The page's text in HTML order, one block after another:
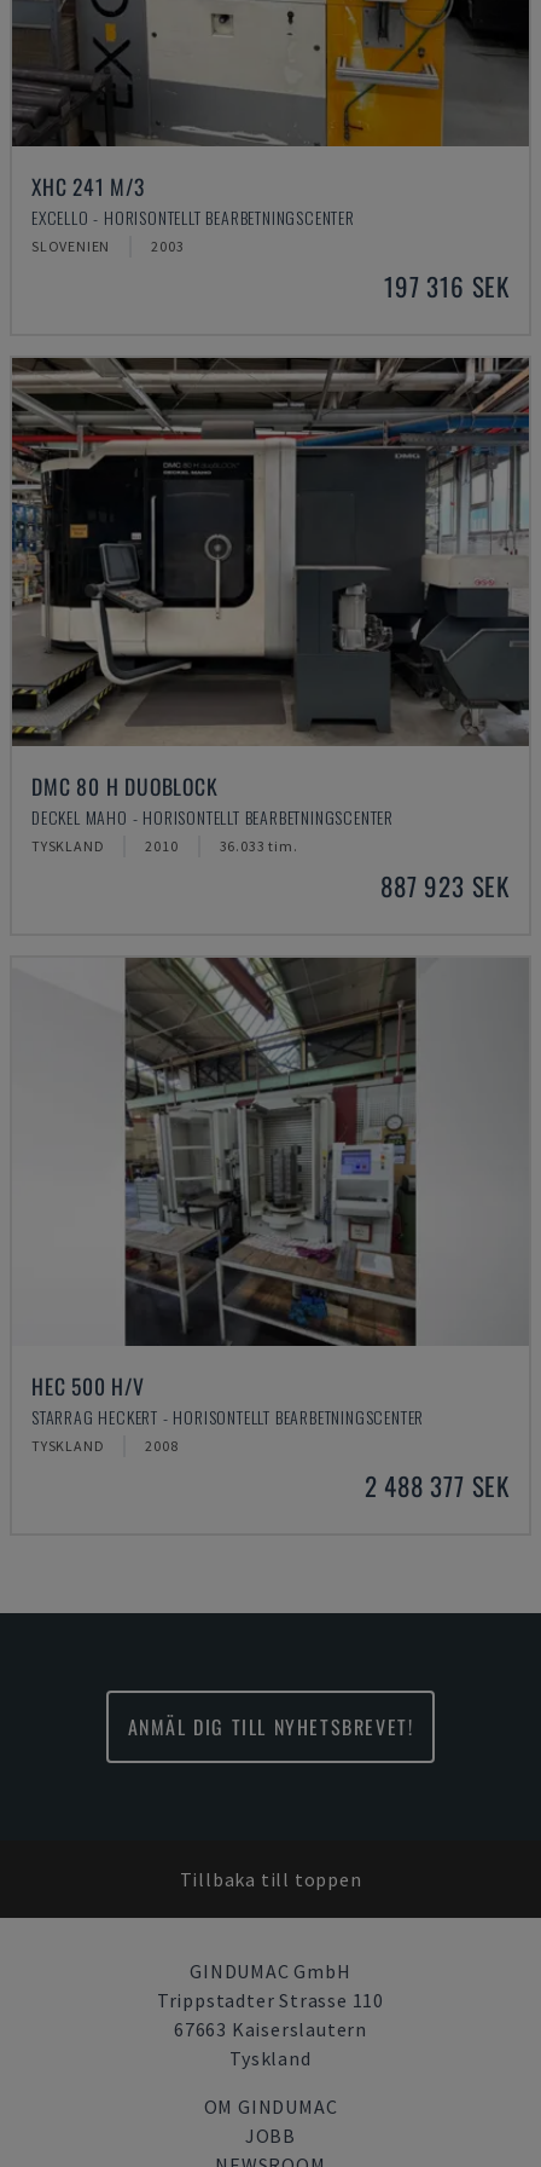
XHC 241 M/3
EXCELLO - HORISONTELLT BEARBETNINGSCENTER
SLOVENIEN 2003
197 316 SEK
DMC 80 H DUOBLOCK
DECKEL MAHO - HORISONTELLT BEARBETNINGSCENTER
TYSKLAND 2010 36.033 tim.
887 923 SEK
HEC 500 H/V
STARRAG HECKERT - HORISONTELLT BEARBETNINGSCENTER
TYSKLAND 2008
2 488 377 SEK
ANMÄL DIG TILL NYHETSBREVET!
Tillbaka till toppen
GINDUMAC GmbH
Trippstadter Strasse 110
67663 Kaiserslautern
Tyskland
OM GINDUMAC
JOBB